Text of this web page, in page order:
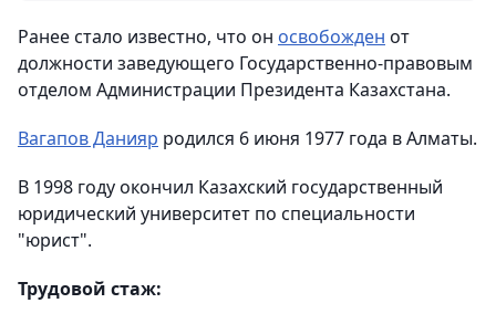
Ранее стало известно, что он освобожден от
должности заведующего Государственно-правовым
отделом Администрации Президента Казахстана.
Вагапов Данияр родился 6 июня 1977 года в Алматы.
В 1998 году окончил Казахский государственный
юридический университет по специальности
"юрист".
Трудовой стаж: